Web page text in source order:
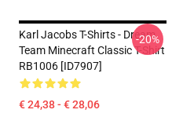
Karl Jacobs T-Shirts - Dream
Team Minecraft Classic T-Shirt
RB1006 [ID7907]
€ 24,38 - € 28,06
-20%